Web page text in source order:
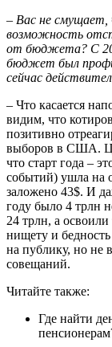
– Вас не смущает,
возможность
от бюджета? С
бюджет был
сейчас
– Что касается
видим, что
позитивно
выборов в США.
что старт года –
событий) ушла на
заложено 43$. И
году было 4 трлн
24 трлн, а
нищету и
на публику, но не
совещаний.
Читайте также:
Где найти